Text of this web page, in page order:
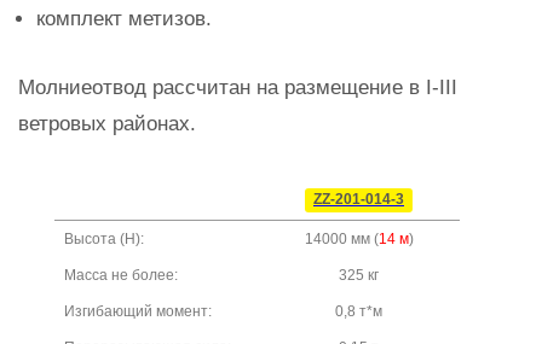
комплект метизов.
Молниеотвод рассчитан на размещение в I-III
ветровых районах.
ZZ-201-014-3
Высота (H): 14000 мм (14 м)
Масса не более: 325 кг
Изгибающий момент: 0,8 т*м